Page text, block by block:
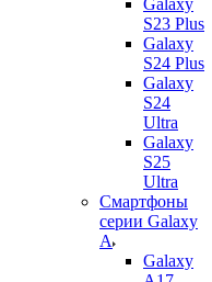
Galaxy
S23 Plus
Galaxy
S24 Plus
Galaxy
S24
Ultra
Galaxy
S25
Ultra
Смартфоны
серии Galaxy
A
Galaxy